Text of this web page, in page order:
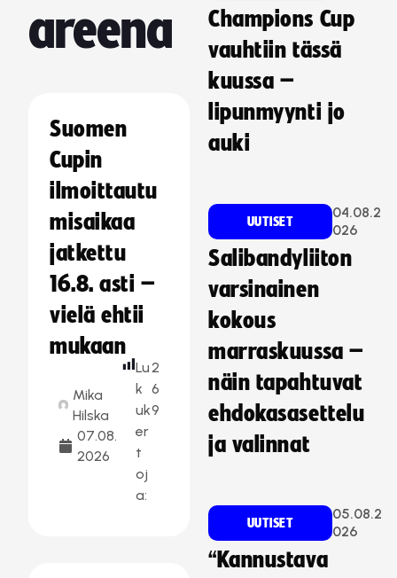
areena
Suomen
Cupin
ilmoittautu
misaikaa
jatkettu
16.8. asti –
vielä ehtii
mukaan
Mika
Hilska
07.08.
2026
Lu
k
uk
er
t
oj
a:
2
6
9
Champions Cup
vauhtiin tässä
kuussa –
lipunmyynti jo
auki
UUTISET
04.08.2
026
Salibandyliiton
varsinainen
kokous
marraskuussa –
näin tapahtuvat
ehdokasasettelu
ja valinnat
UUTISET
05.08.2
026
“Kannustava